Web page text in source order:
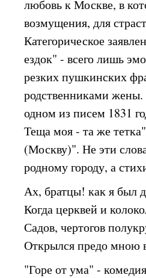
любовь к Москве, в
возмущения, для
Категорическое
ездок" - всего лишь
резких пушкинских
родственниками
одном из писем 1831
Теща моя - та же
(Москву)". Не эти
родному городу, а
Ах, братцы! как я был
Когда церквей и
Садов, чертогов
Открылся предо мною
"Горе от ума" -